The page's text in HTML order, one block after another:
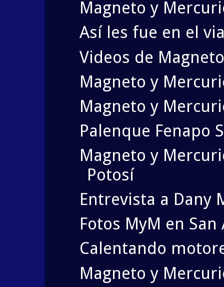
Magneto y
Así les fue en el
Videos de
Magneto y
Magneto y
Palenque Fenapo
Magneto y
Potosí
Entrevista a Dany
Fotos MyM en
Calentando
Magneto y